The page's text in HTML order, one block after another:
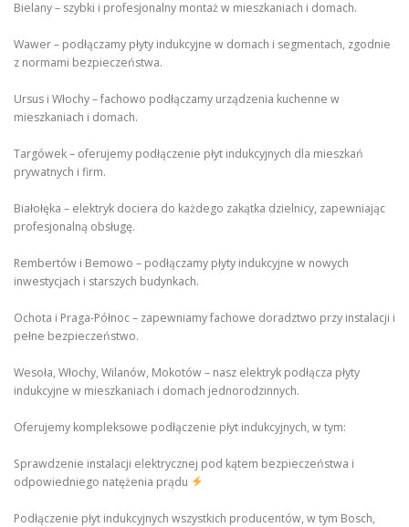
Bielany – szybki i profesjonalny montaż w mieszkaniach i domach.
Wawer – podłączamy płyty indukcyjne w domach i segmentach, zgodnie
z normami bezpieczeństwa.
Ursus i Włochy – fachowo podłączamy urządzenia kuchenne w
mieszkaniach i domach.
Targówek – oferujemy podłączenie płyt indukcyjnych dla mieszkań
prywatnych i firm.
Białołęka – elektryk dociera do każdego zakątka dzielnicy, zapewniając
profesjonalną obsługę.
Rembertów i Bemowo – podłączamy płyty indukcyjne w nowych
inwestycjach i starszych budynkach.
Ochota i Praga-Północ – zapewniamy fachowe doradztwo przy instalacji i
pełne bezpieczeństwo.
Wesoła, Włochy, Wilanów, Mokotów – nasz elektryk podłącza płyty
indukcyjne w mieszkaniach i domach jednorodzinnych.
Oferujemy kompleksowe podłączenie płyt indukcyjnych, w tym:
Sprawdzenie instalacji elektrycznej pod kątem bezpieczeństwa i
odpowiedniego natężenia prądu
Podłączenie płyt indukcyjnych wszystkich producentów, w tym Bosch,